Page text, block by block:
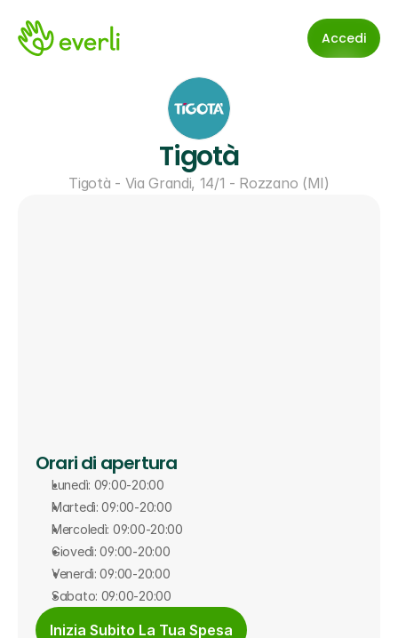
Accedi
Tigotà
Tigotà - Via Grandi, 14/1 - Rozzano (MI)
Orari di apertura
Lunedì: 09:00-20:00
Martedì: 09:00-20:00
Mercoledì: 09:00-20:00
Giovedì: 09:00-20:00
Venerdì: 09:00-20:00
Sabato: 09:00-20:00
Inizia Subito La Tua Spesa